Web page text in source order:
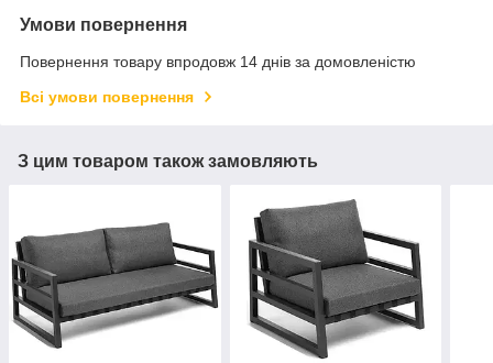
Умови повернення
Повернення товару впродовж 14 днів за домовленістю
Всі умови повернення
З цим товаром також замовляють